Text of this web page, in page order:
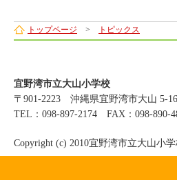
トップページ > トピックス
宜野湾市立大山小学校
〒901-2223 沖縄県宜野湾市大山 5-
TEL：098-897-2174 FAX：098-890-
Copyright (c) 2010宜野湾市立大山小学